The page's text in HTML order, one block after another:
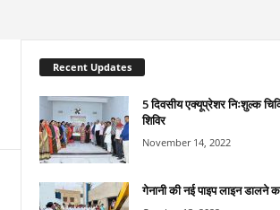
Recent Updates
5 दिवसीय एक्यूप्रेशर निःशुल्क
शिविर
November 14, 2022
गेनानी की नई पाइप लाइन डालने